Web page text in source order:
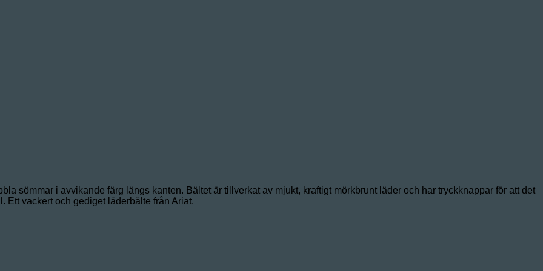
sömmar i avvikande färg längs kanten. Bältet är tillverkat av mjukt, kraftigt mörkbrunt läder och har tryckknappar för att det
Ett vackert och gediget läderbälte från Ariat.